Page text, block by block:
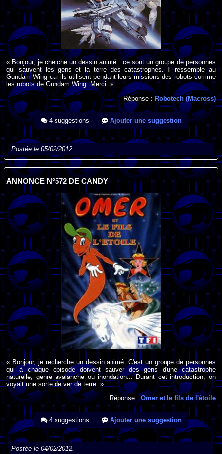
« Bonjour, je cherche un dessin animé : ce sont un groupe de personnes
qui sauvent les gens et la terre des catastrophes. Il ressemble au
Gundam Wing car ils utilisent pendant leurs missions des robots comme
les robots de Gundam Wing. Merci. »
Réponse : Robotech (Macross)
4 suggestions Ajouter une suggestion
Postée le 05/02/2012.
ANNONCE N°572 DE CANDY
« Bonjour, je recherche un dessin animé. C'est un groupe de personnes
qui à chaque épisode doivent sauver des gens d'une catastrophe
naturelle, genre avalanche ou inondation... Durant cet introduction, on
voyait une sorte de ver de terre. »
Réponse :Omer et le fils de l'étoile
4 suggestions Ajouter une suggestion
Postée le 04/02/2012.